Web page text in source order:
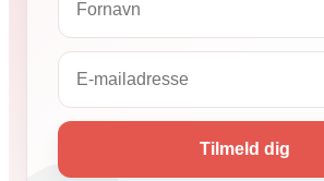
Tilmeld dig